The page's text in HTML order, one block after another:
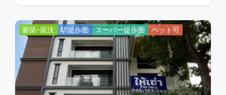
新築・築浅 駅徒歩圏 スーパー徒歩圏 ペット可